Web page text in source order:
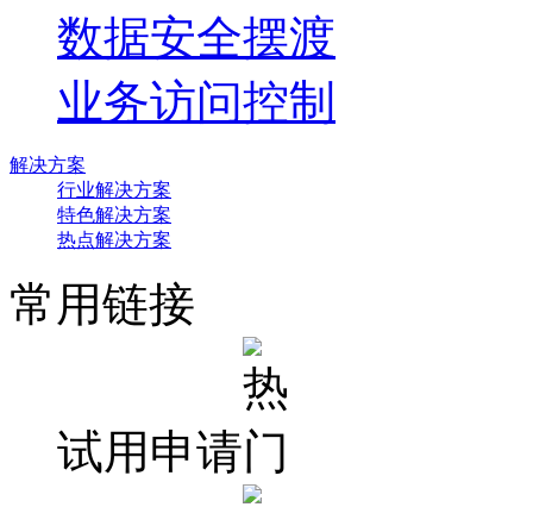
数据安全摆渡
业务访问控制
解决方案
行业解决方案
特色解决方案
热点解决方案
常用链接
试用申请